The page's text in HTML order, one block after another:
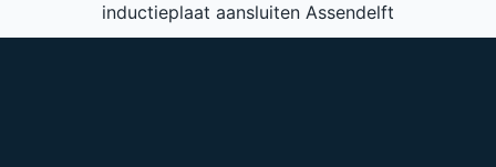
inductieplaat aansluiten Assendelft